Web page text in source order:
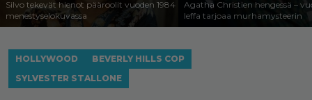
Silvo tekevät hienot pääroolit vuoden 1984
menestyselokuvassa
Agatha Christien hengessä –
leffa tarjoaa murhamysteerin
HOLLYWOOD
BEVERLY HILLS COP
SYLVESTER STALLONE